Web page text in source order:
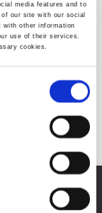
media features and to
our site with our social
with other information
use of their services.
cookies.